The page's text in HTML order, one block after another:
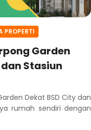
PROPERTI
Garden
Stasiun
Dekat BSD City dan
rumah sendiri dengan